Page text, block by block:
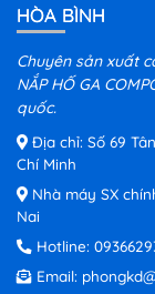
HÒA BÌNH
Chuyên sản xuất
NẮP HỐ GA
quốc.
Địa chỉ: Số 69
Chí Minh
Nhà máy SX
Nai
Hotline:
Email: